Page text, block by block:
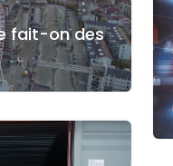
fait-on des